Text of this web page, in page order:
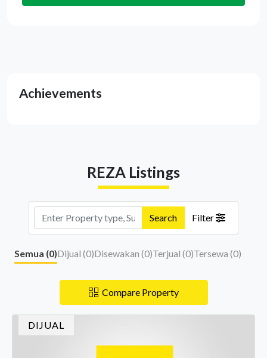
Achievements
REZA Listings
Search Filter
Semua (0)Dijual (0)Disewakan (0)Terjual (0)Tersewa (0)
Compare Property
DIJUAL